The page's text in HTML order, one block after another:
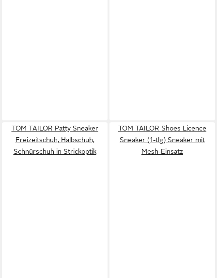
TOM TAILOR Patty Sneaker
Freizeitschuh, Halbschuh,
Schnürschuh in Strickoptik
TOM TAILOR Shoes Licence
Sneaker (1-tlg) Sneaker mit
Mesh-Einsatz